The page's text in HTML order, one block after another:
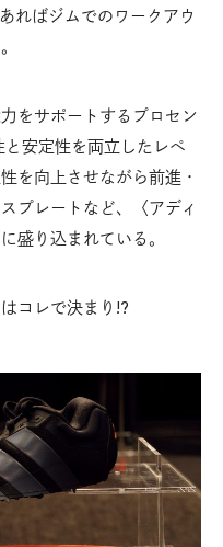
ればジムでのワークアウ
をサポートするプロセン
安定性を両立したレペ
を向上させながら前進・
プレートなど、〈アディ
盛り込まれている。
コレで決まり!?